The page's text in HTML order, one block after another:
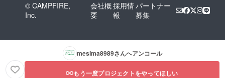
© CAMPFIRE,
Inc.
会社概
要
採用情
報
パートナー
募集
mesima8989さんへアンコール
もう一度プロジェクトをやってほしい